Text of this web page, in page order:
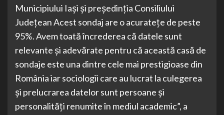
Municipiului Iaşi şi preşedinţia Consiliului
Judeţean Acest sondaj are o acurateţe de peste
95%. Avem toată încrederea că datele sunt
relevante şi adevărate pentru că această casă de
sondaje este una dintre cele mai prestigioase din
România iar sociologii care au lucrat la culegerea
şi prelucrarea datelor sunt persoane şi
personalităţi renumite în mediul academic”, a